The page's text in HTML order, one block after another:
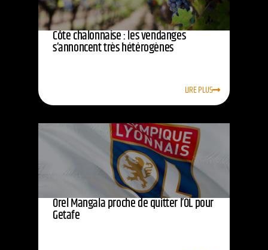
Côte chalonnaise : les vendanges
s’annoncent très hétérogènes
LIRE PLUS
Orel Mangala proche de quitter l’OL pour
Getafe